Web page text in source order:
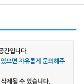
간입니다.
으면 자유롭게 문의해주
제될 수 있습니다.